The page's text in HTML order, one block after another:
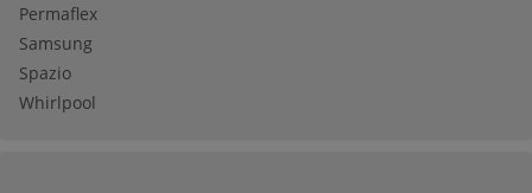
Permaflex
Samsung
Spazio
Whirlpool